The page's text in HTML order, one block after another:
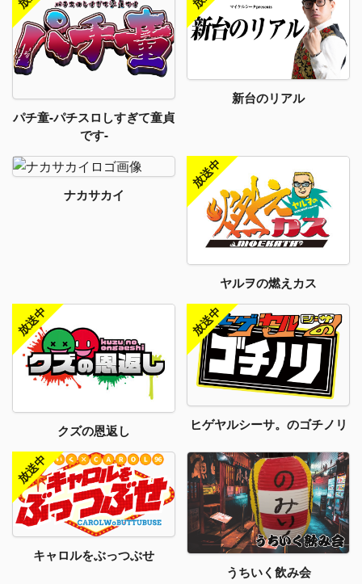
パチ童-パチスロしすぎて童貞
です-
新台のリアル
ナカサカイ
ヤルヲの燃えカス
クズの恩返し ヒゲヤルシーサ。のゴチノリ
キャロルをぶっつぶせ
うちいく飲み会